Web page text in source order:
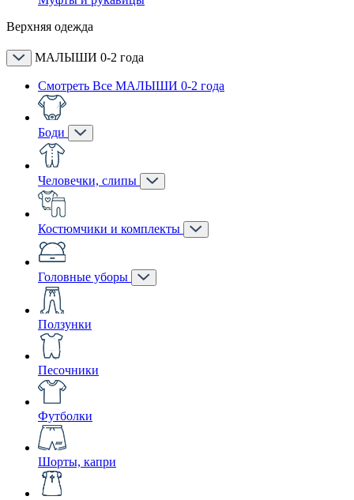
Верхняя одежда
МАЛЫШИ 0-2 года
Смотреть Все МАЛЫШИ 0-2 года
Боди
Человечки, слипы
Костюмчики и комплекты
Головные уборы
Ползунки
Песочники
Футболки
Шорты, капри